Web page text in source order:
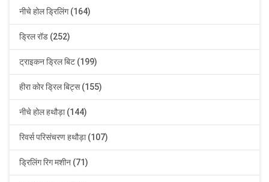
नीचे होल ड्रिलिंग (164)
ड्रिल रॉड (252)
ट्राइकन ड्रिल बिट (199)
हीरा कोर ड्रिल बिट्स (155)
नीचे होल हथौड़ा (144)
रिवर्स परिसंचरण हथौड़ा (107)
ड्रिलिंग रिग मशीन (71)